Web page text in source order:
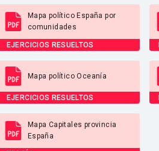
Mapa político España por
comunidades
EJERCICIOS RESUELTOS
Mapa político Oceanía
EJERCICIOS RESUELTOS
Mapa Capitales provincia
España